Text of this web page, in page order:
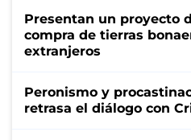
Presentan un proyecto
compra de tierras
extranjeros
Peronismo y
retrasa el diálogo con